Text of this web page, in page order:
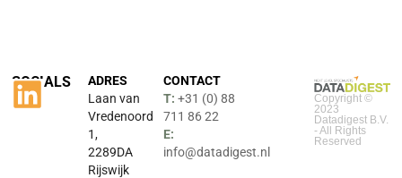
Copyright ©
2023
Datadigest B.V.
- All Rights
Reserved
CONTACT
T: +31 (0) 88
711 86 22
E:
info@datadigest.nl
ADRES
Laan van
Vredenoord
1,
2289DA
Rijswijk
SOCIALS